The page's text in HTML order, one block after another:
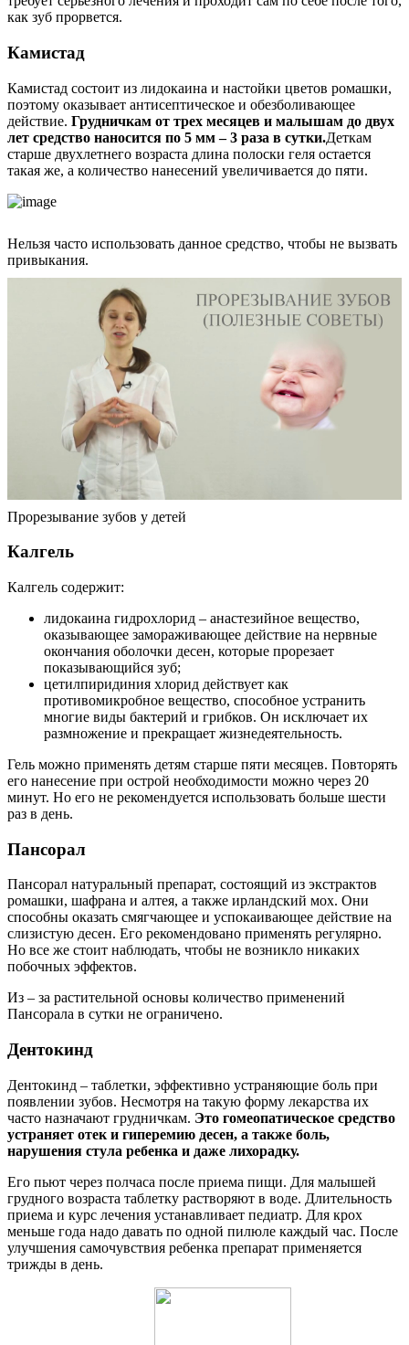
как зуб прорвется.
Камистад
Камистад состоит из лидокаина и настойки цветов ромашки,
поэтому оказывает антисептическое и обезболивающее
действие. Грудничкам от трех месяцев и малышам до двух
лет средство наносится по 5 мм – 3 раза в сутки.Деткам
старше двухлетнего возраста длина полоски геля остается
такая же, а количество нанесений увеличивается до пяти.
Нельзя часто использовать данное средство, чтобы не вызвать
привыкания.
Прорезывание зубов у детей
Калгель
Калгель содержит:
лидокаина гидрохлорид – анастезийное вещество,
оказывающее замораживающее действие на нервные
окончания оболочки десен, которые прорезает
показывающийся зуб;
цетилпиридиния хлорид действует как
противомикробное вещество, способное устранить
многие виды бактерий и грибков. Он исключает их
размножение и прекращает жизнедеятельность.
Гель можно применять детям старше пяти месяцев. Повторять
его нанесение при острой необходимости можно через 20
минут. Но его не рекомендуется использовать больше шести
раз в день.
Пансорал
Пансорал натуральный препарат, состоящий из экстрактов
ромашки, шафрана и алтея, а также ирландский мох. Они
способны оказать смягчающее и успокаивающее действие на
слизистую десен. Его рекомендовано применять регулярно.
Но все же стоит наблюдать, чтобы не возникло никаких
побочных эффектов.
Из – за растительной основы количество применений
Пансорала в сутки не ограничено.
Дентокинд
Дентокинд – таблетки, эффективно устраняющие боль при
появлении зубов. Несмотря на такую форму лекарства их
часто назначают грудничкам. Это гомеопатическое средство
устраняет отек и гиперемию десен, а также боль,
нарушения стула ребенка и даже лихорадку.
Его пьют через полчаса после приема пищи. Для малышей
грудного возраста таблетку растворяют в воде. Длительность
приема и курс лечения устанавливает педиатр. Для крох
меньше года надо давать по одной пилюле каждый час. После
улучшения самочувствия ребенка препарат применяется
трижды в день.